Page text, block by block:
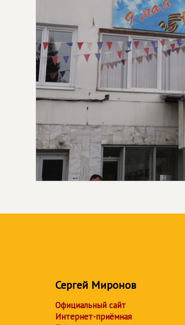
Сергей Миронов
Официальный сайт
Интернет-приёмная